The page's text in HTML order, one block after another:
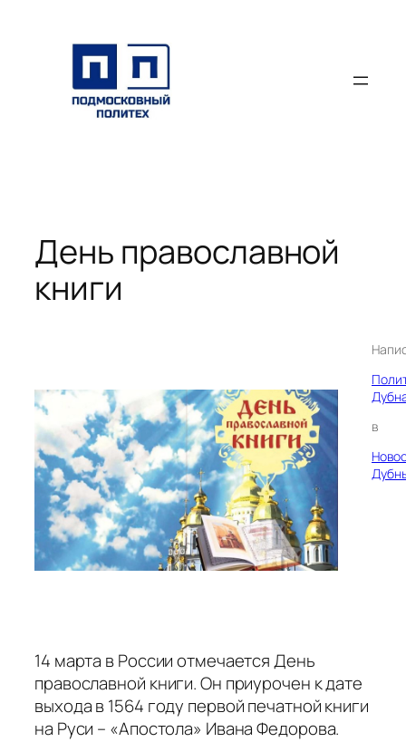
содержимому
День православной
книги
в
14 марта в России отмечается День
православной книги. Он приурочен к дате
выхода в 1564 году первой печатной книги
на Руси – «Апостола» Ивана Федорова.